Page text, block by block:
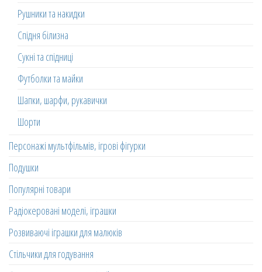
Рушники та накидки
Спідня білизна
Сукні та спідниці
Футболки та майки
Шапки, шарфи, рукавички
Шорти
Персонажі мультфільмів, ігрові фігурки
Подушки
Популярні товари
Радіокеровані моделі, іграшки
Розвиваючі іграшки для малюків
Стільчики для годування